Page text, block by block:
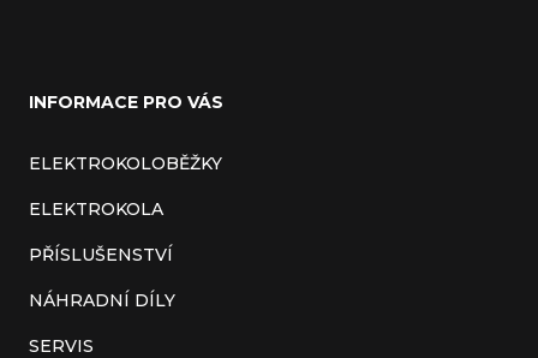
INFORMACE PRO VÁS
ELEKTROKOLOBĚŽKY
ELEKTROKOLA
PŘÍSLUŠENSTVÍ
NÁHRADNÍ DÍLY
SERVIS